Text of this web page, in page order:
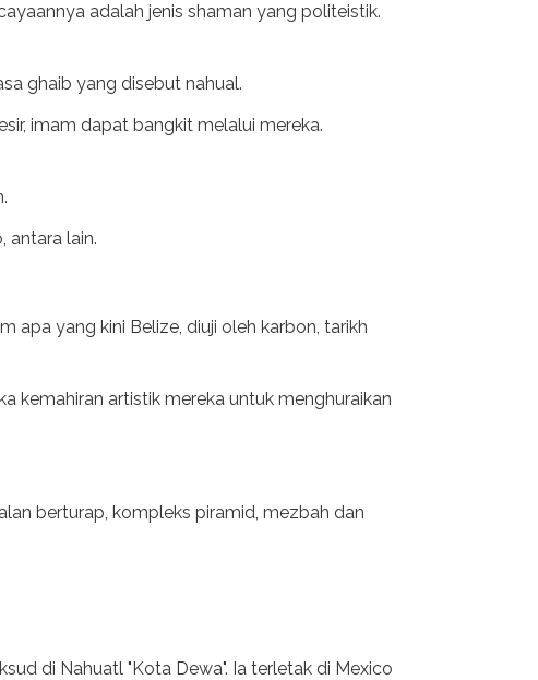
adalah jenis shaman yang politeistik.
ghaib yang disebut nahual.
imam dapat bangkit melalui mereka.
antara lain.
apa yang kini Belize, diuji oleh karbon, tarikh
kemahiran artistik mereka untuk menghuraikan
berturap, kompleks piramid, mezbah dan
di Nahuatl "Kota Dewa". Ia terletak di Mexico